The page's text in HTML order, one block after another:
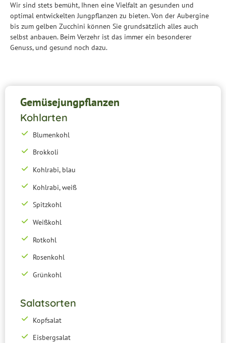
Wir sind stets bemüht, Ihnen eine Vielfalt an gesunden und
optimal entwickelten Jungpflanzen zu bieten. Von der Aubergine
bis zum gelben Zucchini können Sie grundsätzlich alles auch
selbst anbauen. Beim Verzehr ist das immer ein besonderer
Genuss, und gesund noch dazu.
Gemüsejungpflanzen
Kohlarten
Blumenkohl
Brokkoli
Kohlrabi, blau
Kohlrabi, weiß
Spitzkohl
Weißkohl
Rotkohl
Rosenkohl
Grünkohl
Salatsorten
Kopfsalat
Eisbergsalat